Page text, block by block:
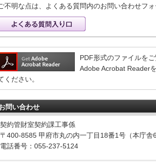
不明な点は、よくある質問内のお問い合わせフォ
PDF形式のファイルを
Adobe Acrobat Reader
ください。
問い合わせ
契約管財室契約課工事係
〒400-8585 甲府市丸の内一丁目18番1号（本庁舎6
電話番号：055-237-5124